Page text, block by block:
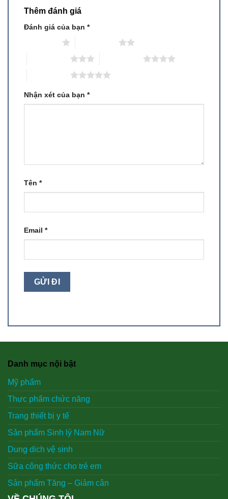
Thêm đánh giá
Đánh giá của bạn *
Nhận xét của bạn *
Tên *
Email *
Danh mục nội bật
Mỹ phẩm
Thực phẩm chức năng
Trang thiết bị y tế
Sản phẩm Sinh lý Nam Nữ
Dung dich vệ sinh
Sữa công thức cho trẻ em
Sản phẩm Tăng – Giảm cân